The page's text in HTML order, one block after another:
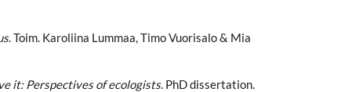
. Toim. Karoliina Lummaa, Timo Vuorisalo & Mia
it: Perspectives of ecologists. PhD dissertation.